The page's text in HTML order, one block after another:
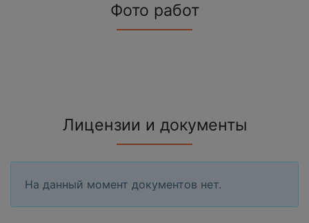
Фото работ
Лицензии и документы
На данный момент документов нет.